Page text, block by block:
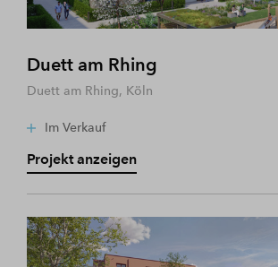
Duett am Rhing
Duett am Rhing, Köln
Im Verkauf
Projekt anzeigen